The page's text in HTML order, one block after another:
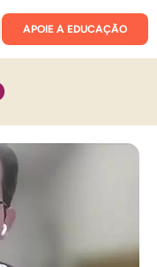
APOIE A EDUCAÇÃO